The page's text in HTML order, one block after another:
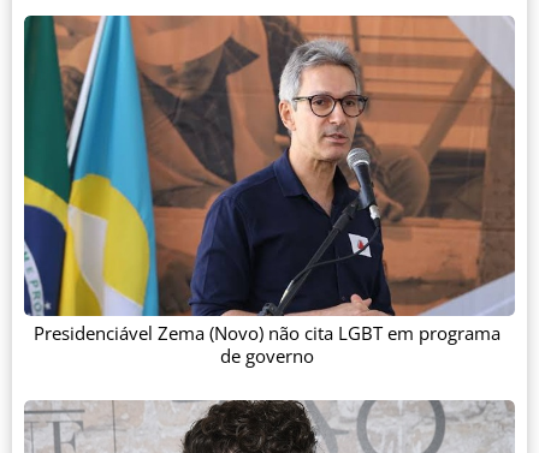
Presidenciável Zema (Novo) não cita LGBT em programa
de governo